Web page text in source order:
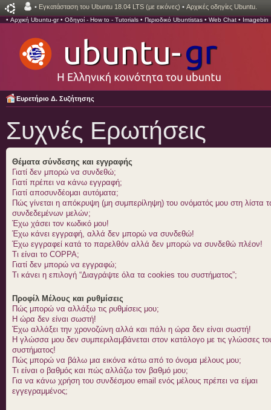
• Εγκατάσταση του Ubuntu 18.04 LTS (με εικόνες) • Αρχικές οδηγίες Ubuntu.
• Αρχική Ubuntu-gr• Οδηγοί - How to - Tutorials • Περιοδικό Ubuntistas • Web Chat • Imagebin
Ευρετήριο Δ. Συζήτησης
Συχνές Ερωτήσεις
Θέματα σύνδεσης και εγγραφής
Γιατί δεν μπορώ να συνδεθώ;
Γιατί πρέπει να κάνω εγγραφή;
Γιατί αποσυνδέομαι αυτόματα;
Πώς γίνεται η απόκρυψη (μη συμπερίληψη) του ονόματός μου στη λίστα
συνδεδεμένων μελών;
Έχω χάσει τον κωδικό μου!
Έχω κάνει εγγραφή, αλλά δεν μπορώ να συνδεθώ!
Έχω εγγραφεί κατά το παρελθόν αλλά δεν μπορώ να συνδεθώ πλέον!
Τι είναι το COPPA;
Γιατί δεν μπορώ να εγγραφώ;
Τι κάνει η επιλογή “Διαγράψτε όλα τα cookies του συστήματος”;
Προφίλ Μέλους και ρυθμίσεις
Πώς μπορώ να αλλάξω τις ρυθμίσεις μου;
Η ώρα δεν είναι σωστή!
Έχω αλλάξει την χρονοζώνη αλλά και πάλι η ώρα δεν είναι σωστή!
Η γλώσσα μου δεν συμπεριλαμβάνεται στον κατάλογο με τις γλώσσες
συστήματος!
Πώς μπορώ να βάλω μια εικόνα κάτω από το όνομα μέλους μου;
Τι είναι ο βαθμός και πώς αλλάζω τον βαθμό μου;
Για να κάνω χρήση του συνδέσμου email ενός μέλους πρέπει να είμαι
εγγεγραμμένος;